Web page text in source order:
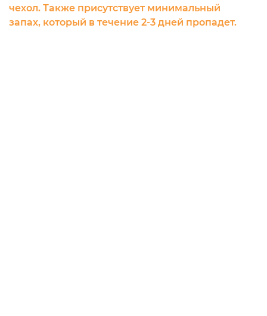
чехол. Также присутствует минимальный
запах, который в течение 2-3 дней пропадет.